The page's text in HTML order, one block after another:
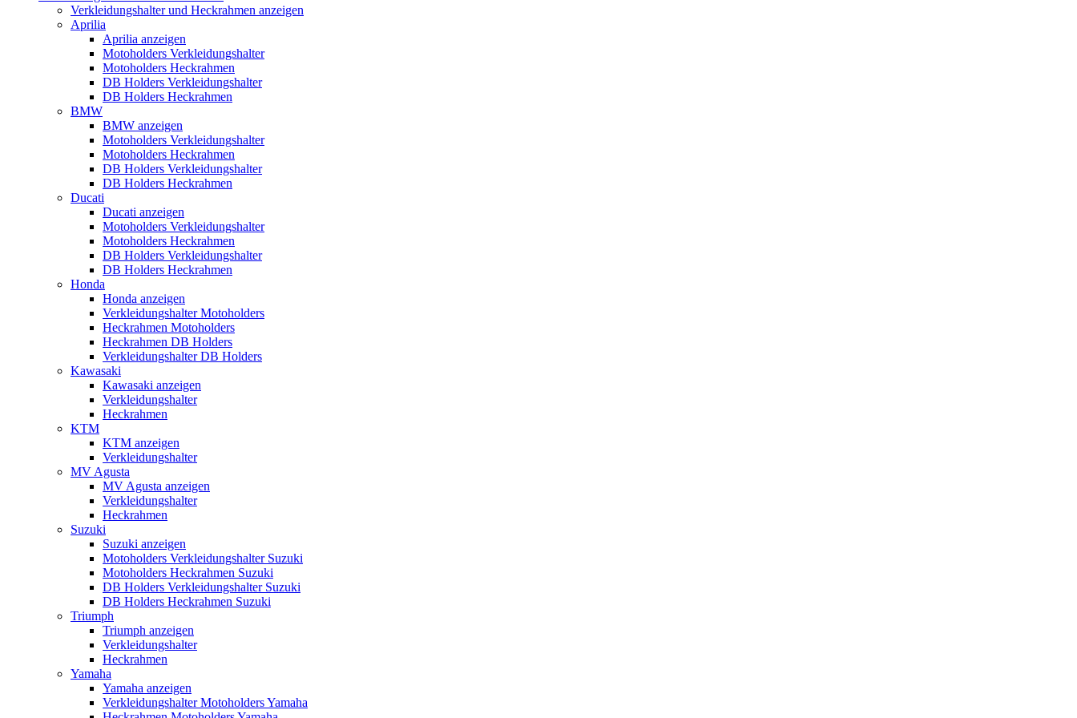
Verkleidungshalter und Heckrahmen anzeigen
Aprilia
Aprilia anzeigen
Motoholders Verkleidungshalter
Motoholders Heckrahmen
DB Holders Verkleidungshalter
DB Holders Heckrahmen
BMW
BMW anzeigen
Motoholders Verkleidungshalter
Motoholders Heckrahmen
DB Holders Verkleidungshalter
DB Holders Heckrahmen
Ducati
Ducati anzeigen
Motoholders Verkleidungshalter
Motoholders Heckrahmen
DB Holders Verkleidungshalter
DB Holders Heckrahmen
Honda
Honda anzeigen
Verkleidungshalter Motoholders
Heckrahmen Motoholders
Heckrahmen DB Holders
Verkleidungshalter DB Holders
Kawasaki
Kawasaki anzeigen
Verkleidungshalter
Heckrahmen
KTM
KTM anzeigen
Verkleidungshalter
MV Agusta
MV Agusta anzeigen
Verkleidungshalter
Heckrahmen
Suzuki
Suzuki anzeigen
Motoholders Verkleidungshalter Suzuki
Motoholders Heckrahmen Suzuki
DB Holders Verkleidungshalter Suzuki
DB Holders Heckrahmen Suzuki
Triumph
Triumph anzeigen
Verkleidungshalter
Heckrahmen
Yamaha
Yamaha anzeigen
Verkleidungshalter Motoholders Yamaha